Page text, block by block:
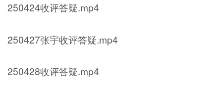
250424收评答疑.mp4
250427张宇收评答疑.mp4
250428收评答疑.mp4